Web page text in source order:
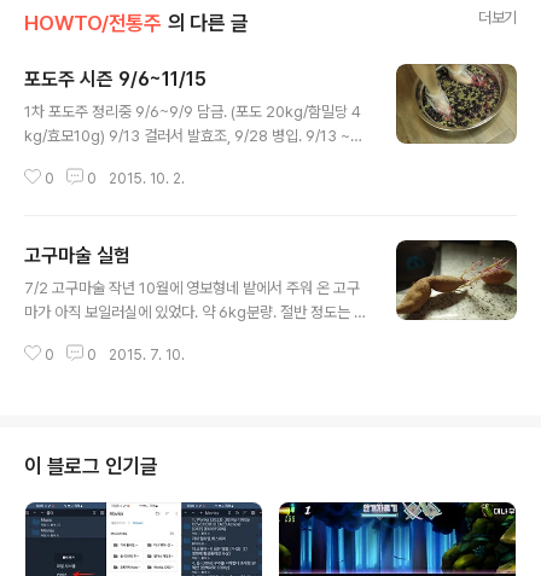
HOWTO/전통주 의 다른 글 더보기
포도주 시즌 9/6~11/15
1차 포도주 정리중 9/6~9/9 담금. (포도 20kg/함밀당 4
kg/효모10g) 9/13 걸러서 발효조, 9/28 병입. 9/13 ~
0.5L) ~10/2까지 시음 9/6 저녁 9월은 김포 강화 포도철.
이 실하고 예뻐서 우리 먹을 것 4kg정도 남겼다. [첫날과
정] 포도를 대강 헹구고,수건에 물 탈탈 털어 내 다라에 담
았다. 지퍼백을 발에 감아 고무줄로 단도리하여 으깼다. 포
가. 효모 10g 추가. (효모량 너무 많음. 1g/10kg이 표준)
0 0 2015. 10. 2.
고구마술 실험
7/2 고구마술 작년 10월에 영보형네 밭에서 주워 온 고구
마가 아직 보일러실에 있었다. 약 6kg분량. 절반 정도는 말
녀석도 1/3쯤 된다. 놀라워! 1) 남은 것을 순 따고 썩은 부분
빵 으깨기 도구로 으깸 5) 앉은뱅이밀 누룩 약 600g + 효
모 3g + 마스코바도 20g + 물 약 500ml (온수를 잘 풀
어 수곡 만든다) 6) 잘 치대어 콜롬비아유기농설탕 350g
추가하여 보일러실(30도)에 보관 7/5 3일 보일러실 바닥
에서 3일 (30도), 죽 상태가 ..
0 0 2015. 7. 10.
이 블로그 인기글